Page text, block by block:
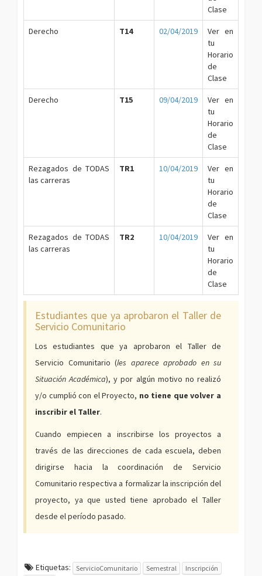
Clase
Derecho T14 02/04/2019
Ver en
tu
Horario
de
Clase
Derecho T15 09/04/2019
Ver en
tu
Horario
de
Clase
Rezagados de TODAS
las carreras
TR1 10/04/2019
Ver en
tu
Horario
de
Clase
Rezagados de TODAS
las carreras
TR2 10/04/2019
Ver en
tu
Horario
de
Clase
Estudiantes que ya aprobaron el Taller de
Servicio Comunitario
Los estudiantes que ya aprobaron el Taller de
Servicio Comunitario (les aparece aprobado en su
Situación Académica), y por algún motivo no realizó
y/o cumplió con el Proyecto, no tiene que volver a
inscribir el Taller.
Cuando empiecen a inscribirse los proyectos a
través de las direcciones de cada escuela, deben
dirigirse hacia la coordinación de Servicio
Comunitario respectiva a formalizar la inscripción del
proyecto, ya que usted tiene aprobado el Taller
desde el período pasado.
Etiquetas: ServicioComunitario Semestral
Inscripción